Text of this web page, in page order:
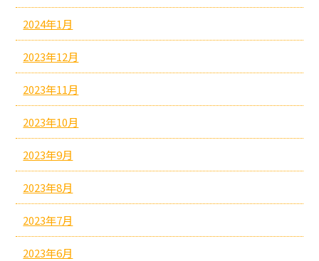
2024年1月
2023年12月
2023年11月
2023年10月
2023年9月
2023年8月
2023年7月
2023年6月